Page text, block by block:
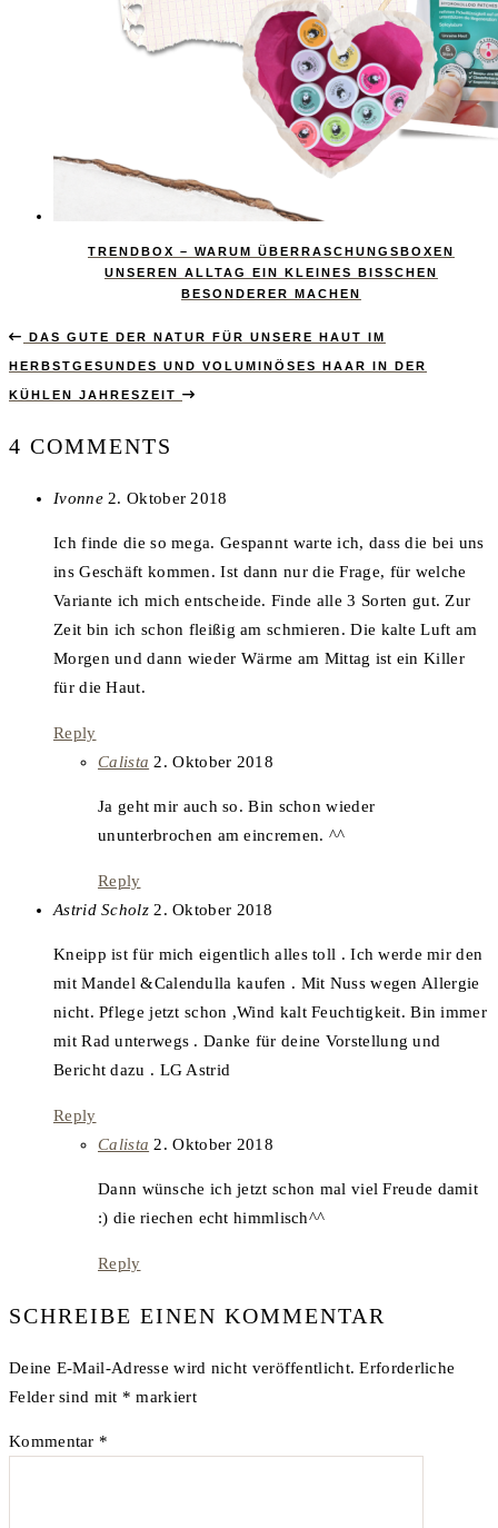
TRENDBOX – WARUM ÜBERRASCHUNGSBOXEN
UNSEREN ALLTAG EIN KLEINES BISSCHEN
BESONDERER MACHEN
DAS GUTE DER NATUR FÜR UNSERE HAUT IM
HERBSTGESUNDES UND VOLUMINÖSES HAAR IN DER
KÜHLEN JAHRESZEIT
4 COMMENTS
Ivonnesays:
2. Oktober 2018
Ich finde die so mega. Gespannt warte ich, dass die bei uns
ins Geschäft kommen. Ist dann nur die Frage, für welche
Variante ich mich entscheide. Finde alle 3 Sorten gut. Zur
Zeit bin ich schon fleißig am schmieren. Die kalte Luft am
Morgen und dann wieder Wärme am Mittag ist ein Killer
für die Haut.
Reply
Calista says:
2. Oktober 2018
Ja geht mir auch so. Bin schon wieder
ununterbrochen am eincremen. ^^
Reply
Astrid Scholzsays:
2. Oktober 2018
Kneipp ist für mich eigentlich alles toll . Ich werde mir den
mit Mandel &Calendulla kaufen . Mit Nuss wegen Allergie
nicht. Pflege jetzt schon ,Wind kalt Feuchtigkeit. Bin immer
mit Rad unterwegs . Danke für deine Vorstellung und
Bericht dazu . LG Astrid
Reply
Calista says:
2. Oktober 2018
Dann wünsche ich jetzt schon mal viel Freude damit
:) die riechen echt himmlisch^^
Reply
SCHREIBE EINEN KOMMENTAR
Deine E-Mail-Adresse wird nicht veröffentlicht. Erforderliche
Felder sind mit * markiert
Kommentar *